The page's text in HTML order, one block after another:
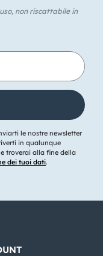
non riscattabile in
le nostre newsletter
in qualunque
troverai alla fine della
dei tuoi dati.